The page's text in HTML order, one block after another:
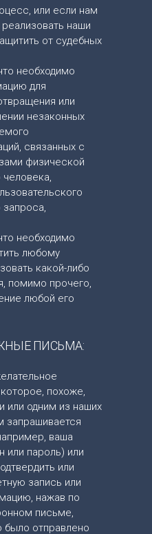
или если нам
наши
от судебных
необходимо
для
или
незаконных
связанных с
физической
запроса,
необходимо
любому
какой-либо
помимо прочего,
любой его
ПИСЬМА:
похоже,
или одним из наших
запрашивается
ваша
или пароль) или
или
запись или
нажав по
письме,
было отправлено